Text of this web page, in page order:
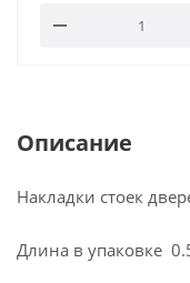
Описание
Накладки стоек
Длина в упаковке